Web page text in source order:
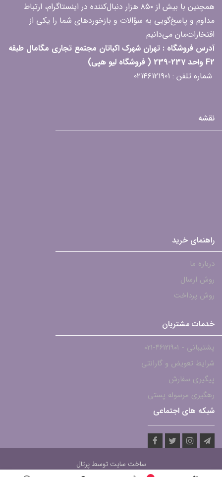
همچنین با بیش از ۸۵۰ هزار دنبال‌کننده در اینستاگرام، ارتباط
مداوم و پاسخ‌گویی به سؤالات و بازخوردهای شما را یکی از
افتخارات‌مان می‌دانیم
آدرس فروشگاه : تهران شهرک اکباتان مجتمع تجاری مگامال طبقه
F2 واحد 237-239 ( فروشگاه لیو هپی)
شماره تلفن : ۰۲۱۴۶۱۲۱۹۰۱
نقشه
راهنمای خرید
درباره ما
روش ارسال
روش پرداخت
خدمات مشتریان
پشتیبانی - ۴۶۱۲۱۹۰۱-021
شرایط تعویض و گارانتی
پیگیری سفارش
رهگیری مرسوله پستی
شبکه های اجتماعی
ساخت سایت توسطپرتال